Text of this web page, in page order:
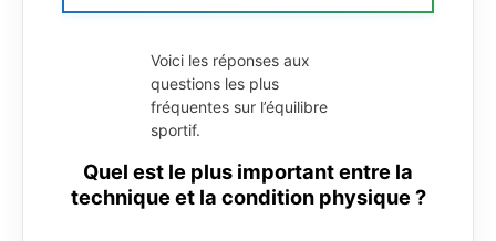
Voici les réponses aux
questions les plus
fréquentes sur l’équilibre
sportif.
Quel est le plus important entre la
technique et la condition physique ?